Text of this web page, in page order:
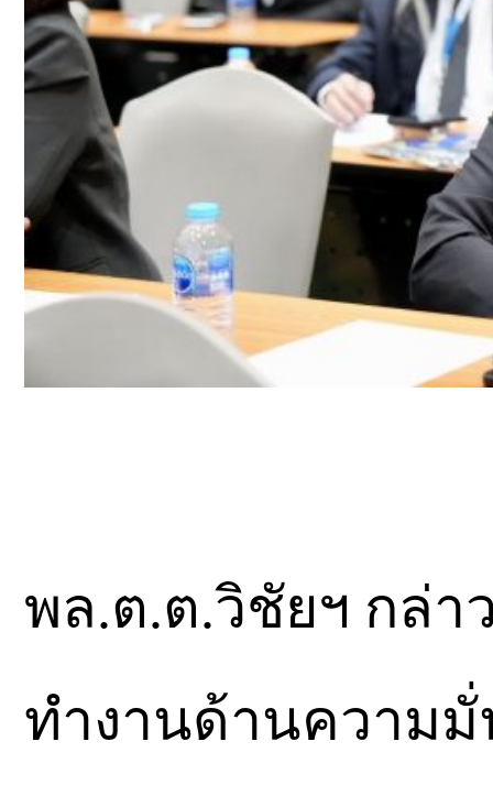
พล.ต.ต.วิชัยฯ กล่า
ทำงานด้านความ